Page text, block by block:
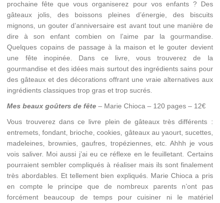
prochaine fête que vous organiserez pour vos enfants ? Des
gâteaux jolis, des boissons pleines d’énergie, des biscuits
mignons, un gouter d’anniversaire est avant tout une manière de
dire à son enfant combien on l’aime par la gourmandise.
Quelques copains de passage à la maison et le gouter devient
une fête inopinée. Dans ce livre, vous trouverez de la
gourmandise et des idées mais surtout des ingrédients sains pour
des gâteaux et des décorations offrant une vraie alternatives aux
ingrédients classiques trop gras et trop sucrés.
Mes beaux goûters de fête – Marie Chioca – 120 pages – 12€
Vous trouverez dans ce livre plein de gâteaux très différents :
entremets, fondant, brioche, cookies, gâteaux au yaourt, sucettes,
madeleines, brownies, gaufres, tropéziennes, etc. Ahhh je vous
vois saliver. Moi aussi j’ai eu ce réflexe en le feuilletant. Certains
pourraient sembler compliqués à réaliser mais ils sont finalement
très abordables. Et tellement bien expliqués. Marie Chioca a pris
en compte le principe que de nombreux parents n’ont pas
forcément beaucoup de temps pour cuisiner ni le matériel